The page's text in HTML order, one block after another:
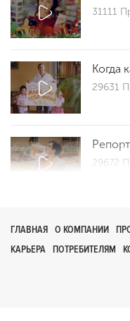
31111
Когда
29631
29672
0
ГЛАВНАЯ О КОМПАНИИ
КАРЬЕРА
ПОТРЕБИТЕЛЯМ